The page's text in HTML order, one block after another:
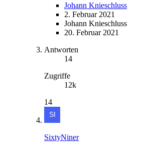
Johann Knieschluss
2. Februar 2021
Johann Knieschluss
20. Februar 2021
Antworten
14
Zugriffe
12k
14
SixtyNiner